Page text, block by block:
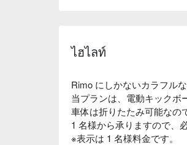
ไฮไลท์
Rimo にしかないカラフル
当プランは、電動キックボ
車体は折りたたみ可能なの
1 名様から承りますので、
※表示は 1 名様料金です。